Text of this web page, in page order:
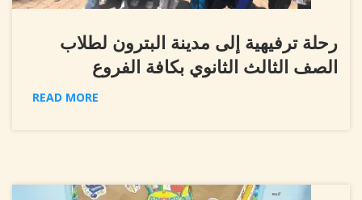
رحلة ترفيهية إلى مدينة البترون لطلاب
الصف الثالث الثانوي بكافة الفروع
READ MORE